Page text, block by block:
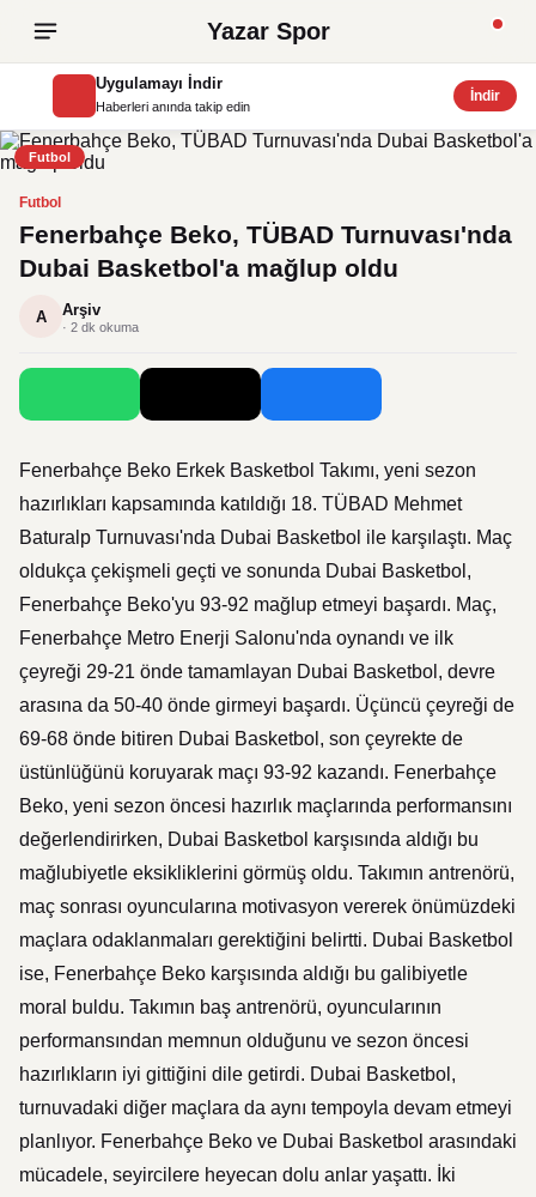
Yazar Spor
Uygulamayı İndir
Haberleri anında takip edin
İndir
Futbol
Futbol
Fenerbahçe Beko, TÜBAD Turnuvası'nda
Dubai Basketbol'a mağlup oldu
A Arşiv
· 2 dk okuma
Fenerbahçe Beko Erkek Basketbol Takımı, yeni sezon
hazırlıkları kapsamında katıldığı 18. TÜBAD Mehmet
Baturalp Turnuvası'nda Dubai Basketbol ile karşılaştı. Maç
oldukça çekişmeli geçti ve sonunda Dubai Basketbol,
Fenerbahçe Beko'yu 93-92 mağlup etmeyi başardı. Maç,
Fenerbahçe Metro Enerji Salonu'nda oynandı ve ilk
çeyreği 29-21 önde tamamlayan Dubai Basketbol, devre
arasına da 50-40 önde girmeyi başardı. Üçüncü çeyreği de
69-68 önde bitiren Dubai Basketbol, son çeyrekte de
üstünlüğünü koruyarak maçı 93-92 kazandı. Fenerbahçe
Beko, yeni sezon öncesi hazırlık maçlarında performansını
değerlendirirken, Dubai Basketbol karşısında aldığı bu
mağlubiyetle eksikliklerini görmüş oldu. Takımın antrenörü,
maç sonrası oyuncularına motivasyon vererek önümüzdeki
maçlara odaklanmaları gerektiğini belirtti. Dubai Basketbol
ise, Fenerbahçe Beko karşısında aldığı bu galibiyetle
moral buldu. Takımın baş antrenörü, oyuncularının
performansından memnun olduğunu ve sezon öncesi
hazırlıkların iyi gittiğini dile getirdi. Dubai Basketbol,
turnuvadaki diğer maçlara da aynı tempoyla devam etmeyi
planlıyor. Fenerbahçe Beko ve Dubai Basketbol arasındaki
mücadele, seyircilere heyecan dolu anlar yaşattı. İki